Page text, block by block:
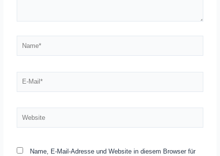
Mail*
Name, E-Mail-Adresse und Website in diesem Browser für